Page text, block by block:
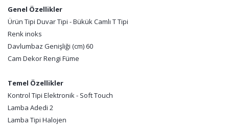
Genel Özellikler
Ürün Tipi Duvar Tipi - Bükük Camlı T Tipi
Renk inoks
Davlumbaz Genişliği (cm) 60
Cam Dekor Rengi Füme
Temel Özellikler
Kontrol Tipi Elektronik - Soft Touch
Lamba Adedi 2
Lamba Tipi Halojen